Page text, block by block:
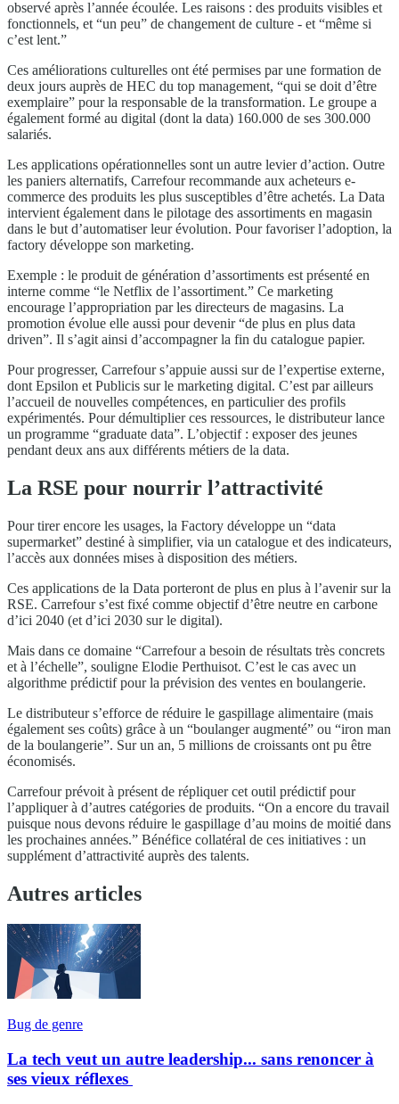
observé après l’année écoulée. Les raisons : des produits visibles et
fonctionnels, et “un peu” de changement de culture - et “même si
c’est lent.”
Ces améliorations culturelles ont été permises par une formation de
deux jours auprès de HEC du top management, “qui se doit d’être
exemplaire” pour la responsable de la transformation. Le groupe a
également formé au digital (dont la data) 160.000 de ses 300.000
salariés.
Les applications opérationnelles sont un autre levier d’action. Outre
les paniers alternatifs, Carrefour recommande aux acheteurs e-
commerce des produits les plus susceptibles d’être achetés. La Data
intervient également dans le pilotage des assortiments en magasin
dans le but d’automatiser leur évolution. Pour favoriser l’adoption, la
factory développe son marketing.
Exemple : le produit de génération d’assortiments est présenté en
interne comme “le Netflix de l’assortiment.” Ce marketing
encourage l’appropriation par les directeurs de magasins. La
promotion évolue elle aussi pour devenir “de plus en plus data
driven”. Il s’agit ainsi d’accompagner la fin du catalogue papier.
Pour progresser, Carrefour s’appuie aussi sur de l’expertise externe,
dont Epsilon et Publicis sur le marketing digital. C’est par ailleurs
l’accueil de nouvelles compétences, en particulier des profils
expérimentés. Pour démultiplier ces ressources, le distributeur lance
un programme “graduate data”. L’objectif : exposer des jeunes
pendant deux ans aux différents métiers de la data.
La RSE pour nourrir l’attractivité
Pour tirer encore les usages, la Factory développe un “data
supermarket” destiné à simplifier, via un catalogue et des indicateurs,
l’accès aux données mises à disposition des métiers.
Ces applications de la Data porteront de plus en plus à l’avenir sur la
RSE. Carrefour s’est fixé comme objectif d’être neutre en carbone
d’ici 2040 (et d’ici 2030 sur le digital).
Mais dans ce domaine “Carrefour a besoin de résultats très concrets
et à l’échelle”, souligne Elodie Perthuisot. C’est le cas avec un
algorithme prédictif pour la prévision des ventes en boulangerie.
Le distributeur s’efforce de réduire le gaspillage alimentaire (mais
également ses coûts) grâce à un “boulanger augmenté” ou “iron man
de la boulangerie”. Sur un an, 5 millions de croissants ont pu être
économisés.
Carrefour prévoit à présent de répliquer cet outil prédictif pour
l’appliquer à d’autres catégories de produits. “On a encore du travail
puisque nous devons réduire le gaspillage d’au moins de moitié dans
les prochaines années.” Bénéfice collatéral de ces initiatives : un
supplément d’attractivité auprès des talents.
Autres articles
Bug de genre
La tech veut un autre leadership... sans renoncer à
ses vieux réflexes